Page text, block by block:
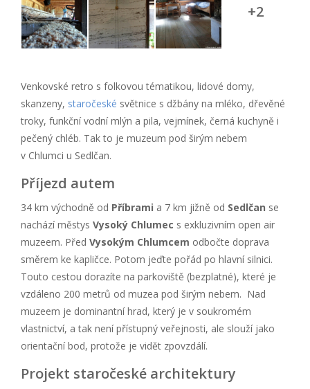
+2
Venkovské retro s folkovou tématikou, lidové domy,
skanzeny, staročeské světnice s džbány na mléko, dřevěné
troky, funkční vodní mlýn a pila, vejmínek, černá kuchyně i
pečený chléb. Tak to je muzeum pod širým nebem
v Chlumci u Sedlčan.
Příjezd autem
34 km východně od Příbrami a 7 km jižně od Sedlčan se
nachází městys Vysoký Chlumec s exkluzivním open air
muzeem. Před Vysokým Chlumcem odbočte doprava
směrem ke kapličce. Potom jeďte pořád po hlavní silnici.
Touto cestou dorazíte na parkoviště (bezplatné), které je
vzdáleno 200 metrů od muzea pod širým nebem. Nad
muzeem je dominantní hrad, který je v soukromém
vlastnictví, a tak není přístupný veřejnosti, ale slouží jako
orientační bod, protože je vidět zpovzdálí.
Projekt staročeské architektury